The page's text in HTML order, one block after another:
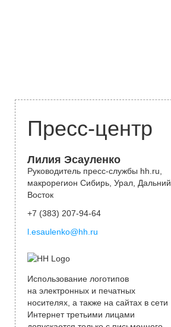
Пресс-центр
Лилия Эсауленко
Руководитель пресс-службы hh.ru,
макрорегион Сибирь, Урал, Дальний
Восток
+7 (383) 207-94-64
l.esaulenko@hh.ru
Использование логотипов
на электронных и печатных
носителях, а также на сайтах в сети
Интернет третьими лицами